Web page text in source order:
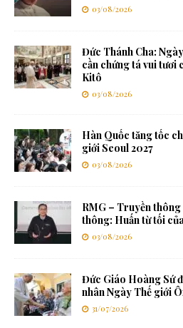
03/08/2026
Đức Thánh Cha:
cần chứng tá vui tươi
Kitô
03/08/2026
Hàn Quốc tăng tốc
giới Seoul 2027
03/08/2026
RMG – Truyền
thông: Huấn từ tối
03/08/2026
Đức Giáo Hoàng Sứ
nhân Ngày Thế giới
31/07/2026